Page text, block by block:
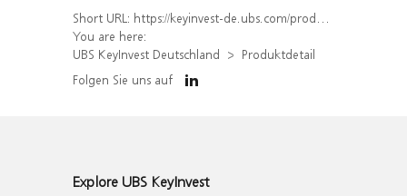
Short URL: https://keyinvest-de.ubs.com/produkt/detail/index/isin/DE000WA7HLK7
You are here:
UBS KeyInvest Deutschland
Produktdetail
Folgen Sie uns auf
Explore UBS KeyInvest